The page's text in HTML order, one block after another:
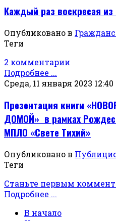
Каждый раз воскресая из
Опубликовано в
Теги
2 комментарии
Подробнее ...
Среда, 11 января 2023 12:40
Презентация книги
ДОМОЙ» в рамках
МПЛО «Свете Тихий»
Опубликовано в
Теги
Станьте первым
Подробнее ...
В начало